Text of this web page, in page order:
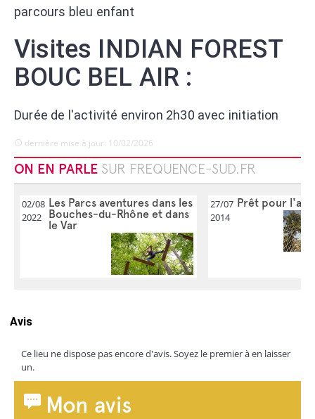
parcours bleu enfant
Visites INDIAN FOREST
BOUC BEL AIR :
Durée de l'activité environ 2h30 avec initiation
dernière mise à jour: 10/02/2026
ON EN PARLE SUR FREQUENCE-SUD.FR
02/08
2022
Les Parcs aventures dans les
Bouches-du-Rhône et dans
le Var
27/07
2014
Prêt pour
Avis
Ce lieu ne dispose pas encore d'avis. Soyez le premier à en laisser
un.
Mon avis